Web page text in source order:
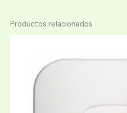
Productos relacionados